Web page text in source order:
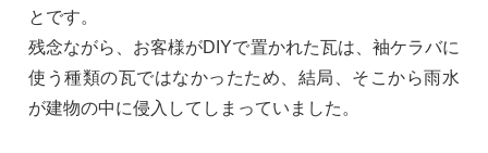
とです。
残念ながら、お客様がDIYで置かれた瓦は、袖ケラバに
使う種類の瓦ではなかったため、結局、そこから雨水
が建物の中に侵入してしまっていました。